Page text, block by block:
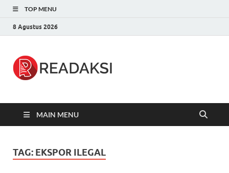
TOP MENU
8 Agustus 2026
MAIN MENU
TAG: EKSPOR ILEGAL